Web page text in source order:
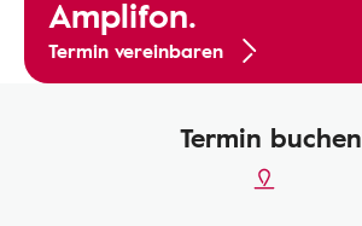
Amplifon.
Termin vereinbaren
Termin buchen